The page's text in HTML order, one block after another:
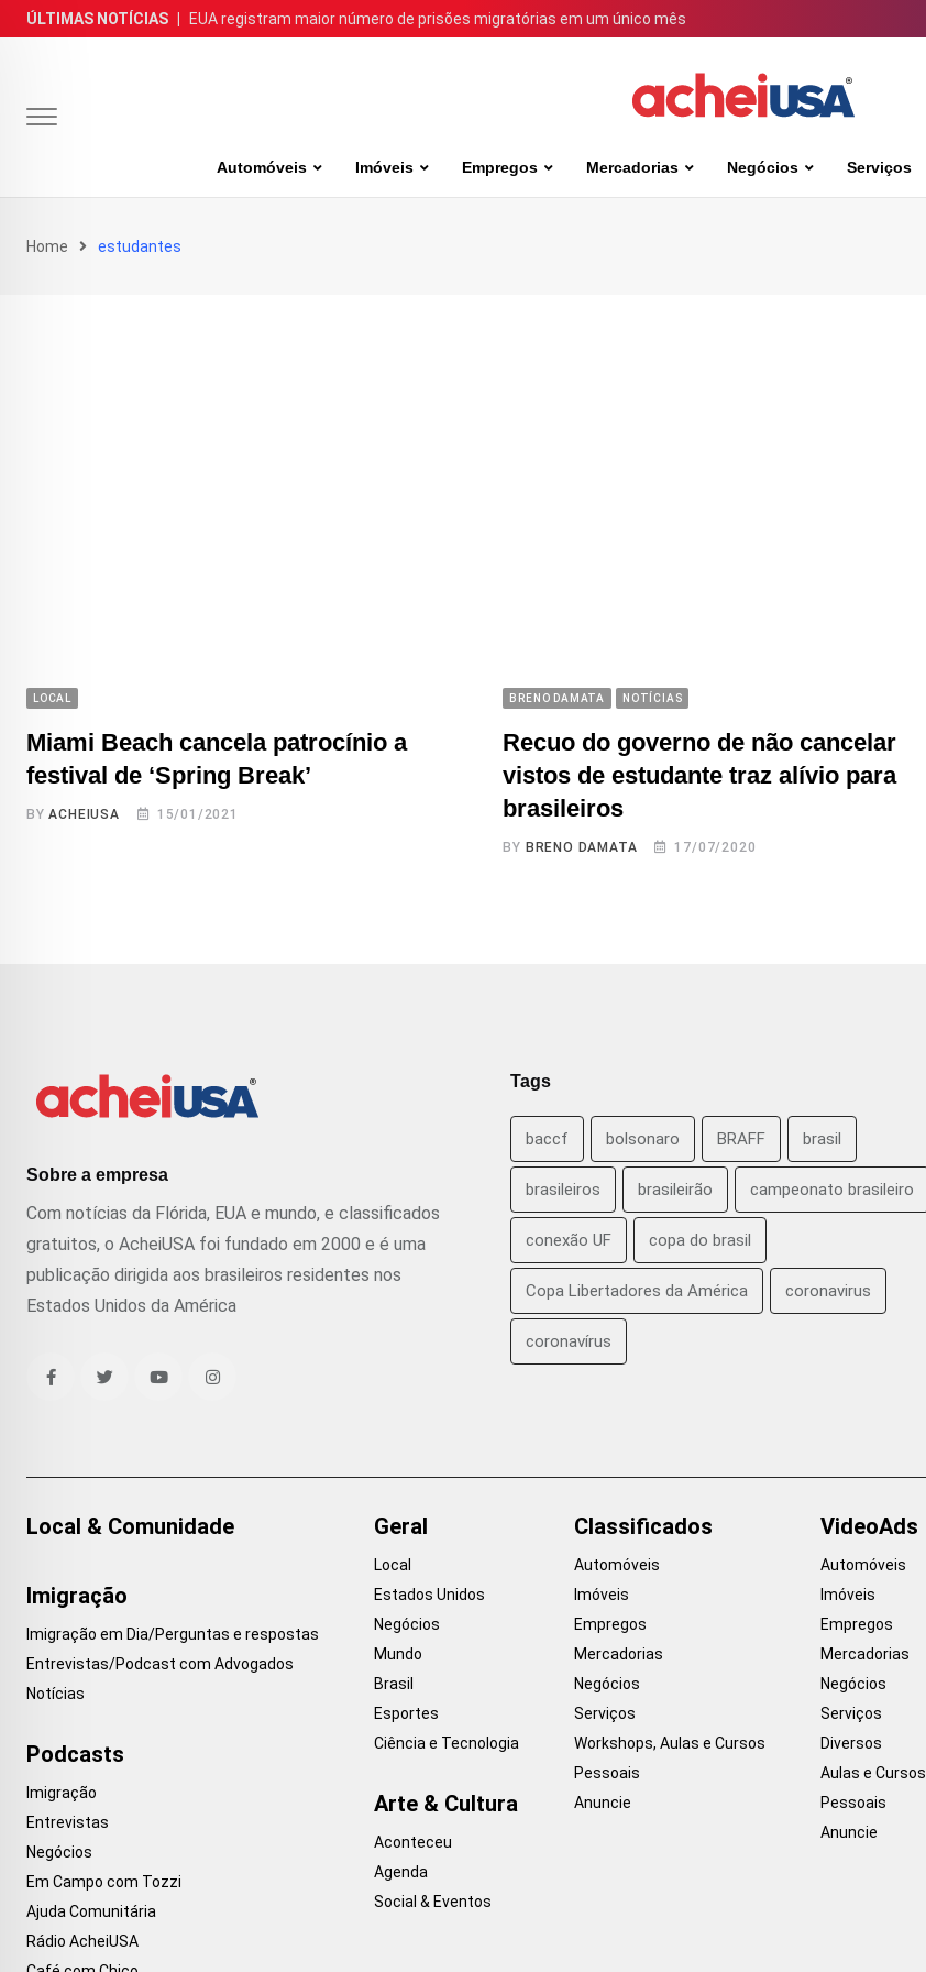
Skip
to
ÚLTIMAS NOTÍCIAS EUA registram maior número de prisões migratórias em um único mês
Automóveis Imóveis Empregos Mercadorias Negócios Serviços
Home estudantes
LOCAL
Miami Beach cancela patrocínio a
festival de ‘Spring Break’
BYACHEIUSA 15/01/2021
BRENO DAMATA NOTÍCIAS
Recuo do governo de não cancelar
vistos de estudante traz alívio para
brasileiros
BY BRENO DAMATA 17/07/2020
Sobre a empresa
Com notícias da Flórida, EUA e mundo, e classificados
gratuitos, o AcheiUSA foi fundado em 2000 e é uma
publicação dirigida aos brasileiros residentes nos
Estados Unidos da América
Tags
baccf bolsonaro BRAFF brasil
brasileiros brasileirão campeonato brasileiro
conexão UF copa do brasil
Copa Libertadores da América coronavirus
coronavírus
Local & Comunidade
Imigração
Imigração em Dia/Perguntas e respostas
Entrevistas/Podcast com Advogados
Notícias
Podcasts
Imigração
Entrevistas
Negócios
Em Campo com Tozzi
Ajuda Comunitária
Rádio AcheiUSA
Geral
Local
Estados Unidos
Negócios
Mundo
Brasil
Esportes
Ciência e Tecnologia
Arte & Cultura
Aconteceu
Agenda
Social & Eventos
Classificados
Automóveis
Imóveis
Empregos
Mercadorias
Negócios
Serviços
Workshops, Aulas e Cursos
Pessoais
Anuncie
VideoAds
Automóveis
Imóveis
Empregos
Mercadorias
Negócios
Serviços
Diversos
Aulas e Cursos
Pessoais
Anuncie